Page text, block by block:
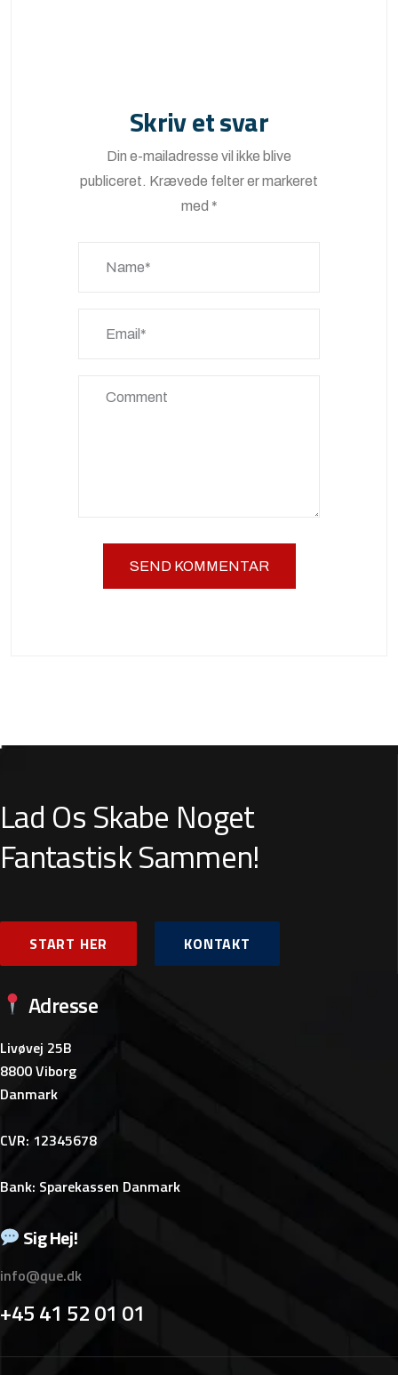
Skriv et svar
Din e-mailadresse vil ikke blive
publiceret. Krævede felter er markeret
med *
Lad Os Skabe Noget
Fantastisk Sammen!
START HER KONTAKT
Adresse
Livøvej 25B
8800 Viborg
Danmark
CVR: 12345678
Bank: Sparekassen Danmark
Sig Hej!
info@que.dk
+45 41 52 01 01